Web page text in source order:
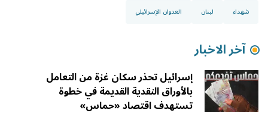
شهداء لبنان العدوان الإسرائيلي
آخر الاخبار
إسرائيل تحذر سكان غزة من التعامل
بالأوراق النقدية القديمة في خطوة
تستهدف اقتصاد «حماس»